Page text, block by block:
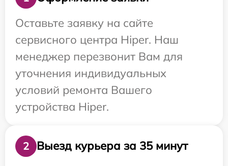
Оставьте заявку на сайте
сервисного центра Hiper. Наш
менеджер перезвонит Вам для
уточнения индивидуальных
условий ремонта Вашего
устройства Hiper.
2
Выезд курьера за 35 минут